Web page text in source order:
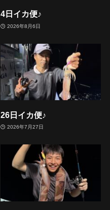
4日イカ便♪
2026年8月6日
26日イカ便♪
2026年7月27日